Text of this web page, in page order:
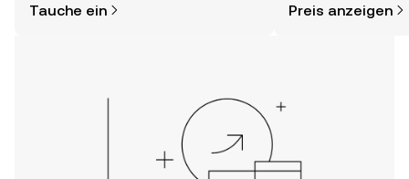
direkt in der OKX-App oder hier im
Tauche ein
Neuigkeiten und
Preis anzeigen